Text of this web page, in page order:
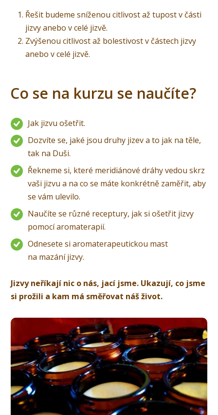
Řešit budeme sníženou citlivost až tupost v části
jizvy anebo v celé jizvě.
Zvýšenou citlivost až bolestivost v částech jizvy
anebo v celé jizvě.
Co se na kurzu se naučíte?
Jak jizvu ošetřit.
Dozvíte se, jaké jsou druhy jizev a to jak na těle,
tak na Duši.
Řekneme si, které meridiánové dráhy vedou skrz
vaši jizvu a na co se máte konkrétně zaměřit, aby
se vám ulevilo.
Naučíte se různé receptury, jak si ošetřit jizvy
pomocí aromaterapií.
Odnesete si aromaterapeutickou mast
na mazání jizvy.
Jizvy neříkají nic o nás, jací jsme. Ukazují, co jsme
si prožili a kam má směřovat náš život.